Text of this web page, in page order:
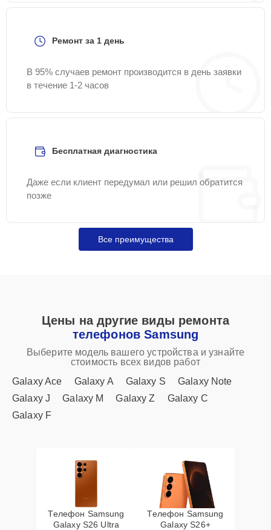
Ремонт за 1 день
В 95% случаев ремонт производится в день заявки
в течение 1-2 часов
Бесплатная диагностика
Даже если клиент передумал или решил обратится
позже
Все преимущества
Цены на другие виды ремонта
телефонов Samsung
Выберите модель вашего устройства и узнайте
стоимость всех видов работ
Galaxy Ace
Galaxy A Galaxy S
Galaxy Note
Galaxy J
Galaxy M Galaxy Z
Galaxy C
Galaxy F
Телефон Samsung
Galaxy S26 Ultra
Телефон Samsung
Galaxy S26+